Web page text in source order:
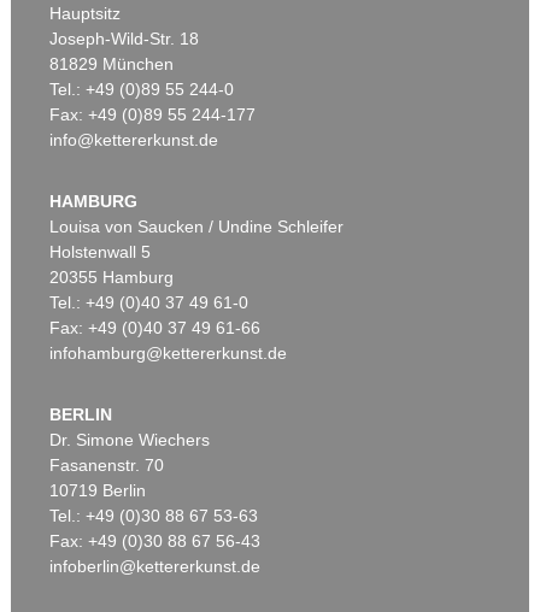
Hauptsitz
Joseph-Wild-Str. 18
81829 München
Tel.: +49 (0)89 55 244-0
Fax: +49 (0)89 55 244-177
info@kettererkunst.de
HAMBURG
Louisa von Saucken / Undine Schleifer
Holstenwall 5
20355 Hamburg
Tel.: +49 (0)40 37 49 61-0
Fax: +49 (0)40 37 49 61-66
infohamburg@kettererkunst.de
BERLIN
Dr. Simone Wiechers
Fasanenstr. 70
10719 Berlin
Tel.: +49 (0)30 88 67 53-63
Fax: +49 (0)30 88 67 56-43
infoberlin@kettererkunst.de